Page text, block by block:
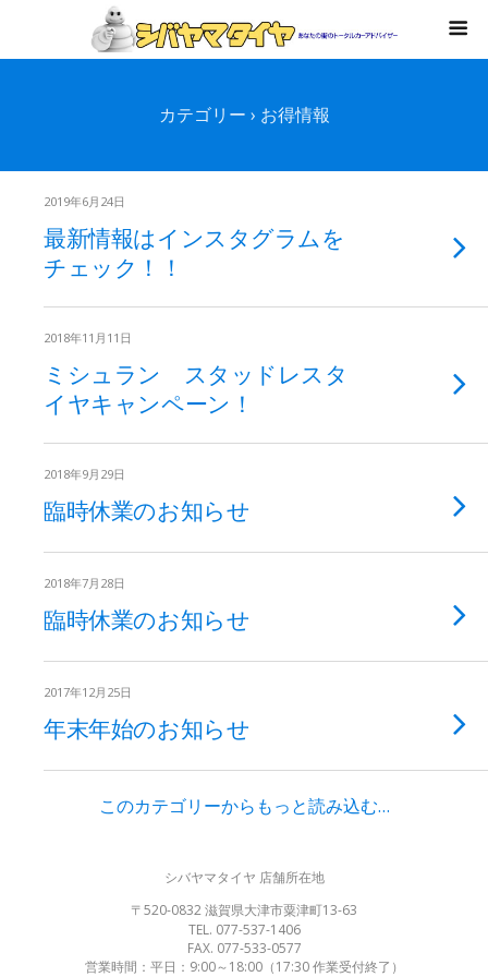
カテゴリー › お得情報
2019年6月24日
最新情報はインスタグラムを
チェック！！
2018年11月11日
ミシュラン スタッドレスタ
イヤキャンペーン！
2018年9月29日
臨時休業のお知らせ
2018年7月28日
臨時休業のお知らせ
2017年12月25日
年末年始のお知らせ
このカテゴリーからもっと読み込む…
シバヤマタイヤ 店舗所在地
〒520-0832 滋賀県大津市粟津町13-63
TEL. 077-537-1406
FAX. 077-533-0577
営業時間：平日：9:00～18:00（17:30 作業受付終了）